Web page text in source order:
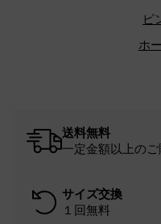
ピ
ホ
送料無料
一定金額以上の
サイズ交換
１回無料